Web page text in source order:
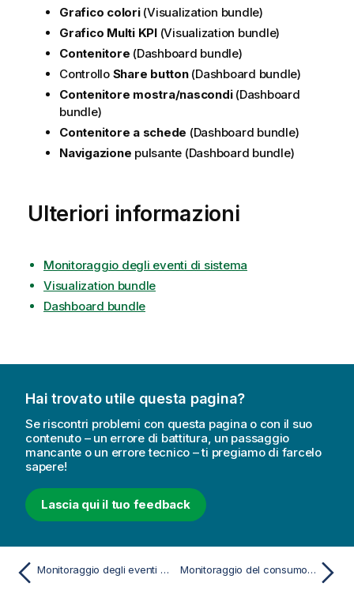
Grafico colori(Visualization bundle)
Grafico Multi KPI(Visualization bundle)
Contenitore (Dashboard bundle)
Controllo Share button(Dashboard bundle)
Contenitore mostra/nascondi(Dashboard
bundle)
Contenitore a schede (Dashboard bundle)
Navigazione pulsante (Dashboard bundle)
Ulteriori informazioni
Monitoraggio degli eventi di sistema
Visualization bundle
Dashboard bundle
Hai trovato utile questa pagina?
Se riscontri problemi con questa pagina o con il suo
contenuto – un errore di battitura, un passaggio
mancante o un errore tecnico – ti pregiamo di farcelo
sapere!
Lascia qui il tuo feedback
Monitoraggio degli eventi di sistema Monitoraggio del consumo di risorse